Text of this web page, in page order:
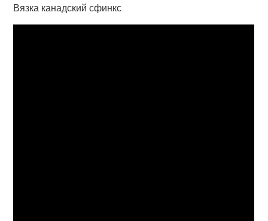
Вязка канадский сфинкс